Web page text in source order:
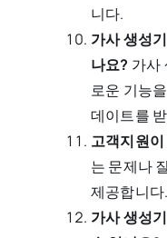
니다.
가사 생성
나요? 가사
로운 기능
데이트를
고객지원
는 문제나
제공합니다.
가사 생성